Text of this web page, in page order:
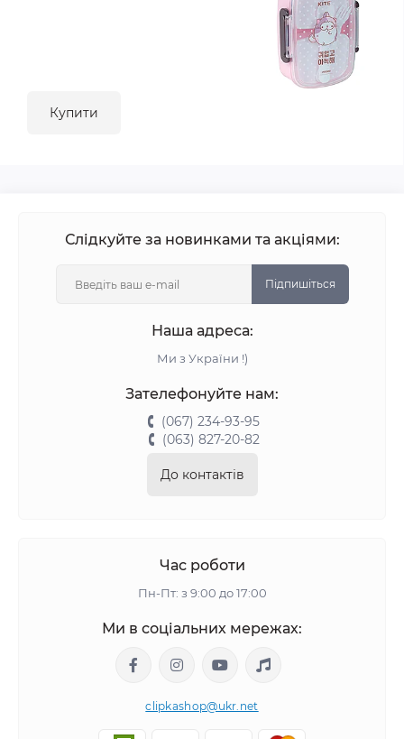
Купити
Слідкуйте за новинками та акціями:
Підпишіться
Наша адреса:
Ми з України !)
Зателефонуйте нам:
(067) 234-93-95
(063) 827-20-82
До контактів
Час роботи
Пн-Пт: з 9:00 до 17:00
Ми в соціальних мережах:
clipkashop@ukr.net